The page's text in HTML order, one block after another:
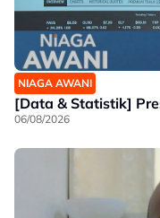
NIAGA AWANI
[Data & Statistik]
06/08/2026